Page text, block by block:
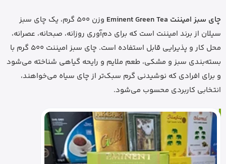
چای سبز امیننت Eminent Green Tea
وزن 500 گرم، یک چای سبز
سیلان از برند امیننت است که برای دم‌آوری روزانه، صبحانه، عصرانه،
محل کار و پذیرایی قابل استفاده است. چای سبز امیننت 500 گرم با
بسته‌بندی سبز و مشکی، طعم ملایم و رایحه گیاهی شناخته می‌شود
و برای افرادی که نوشیدنی گرم سبک‌تر از چای سیاه می‌خواهند،
انتخابی کاربردی محسوب می‌شود.